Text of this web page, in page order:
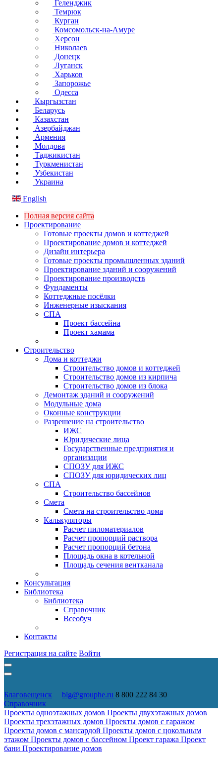
Геленджик
Темрюк
Курган
Комсомольск-на-Амуре
Херсон
Николаев
Донецк
Луганск
Харьков
Запорожье
Одесса
Кыргызстан
Беларусь
Казахстан
Азербайджан
Армения
Молдова
Таджикистан
Туркменистан
Узбекистан
Украина
English
Полная версия сайта
Проектирование
Готовые проекты домов и коттеджей
Проектирование домов и коттеджей
Дизайн интерьера
Готовые проекты промышленных зданий
Проектирование зданий и сооружений
Проектирование производств
Фундаменты
Коттеджные посёлки
Инженерные изыскания
СПА
Проект бассейна
Проект хамама
Строительство
Дома и коттеджи
Строительство домов и коттеджей
Строительство домов из кирпича
Строительство домов из блока
Демонтаж зданий и сооружений
Модульные дома
Оконные конструкции
Разрешение на строительство
ИЖС
Юридические лица
Государственные предприятия и
организации
СПОЗУ для ИЖС
СПОЗУ для юридических лиц
СПА
Строительство бассейнов
Смета
Смета на строительство дома
Калькуляторы
Расчет пиломатериалов
Расчет пропорций раствора
Расчет пропорций бетона
Площадь окна в котельной
Площадь сечения вентканала
Консультация
Библиотека
Библиотека
Справочник
Всеобуч
Контакты
Регистрация на сайте Войти
Благовещенск blg@grouphe.ru 8 800 222 84 30
Справочник
Проекты одноэтажных домов Проекты двухэтажных домов
Проекты трехэтажных домов Проекты домов с гаражом
Проекты домов с мансардой Проекты домов с цокольным
этажом Проекты домов с бассейном Проект гаража Проект
бани Проектирование домов